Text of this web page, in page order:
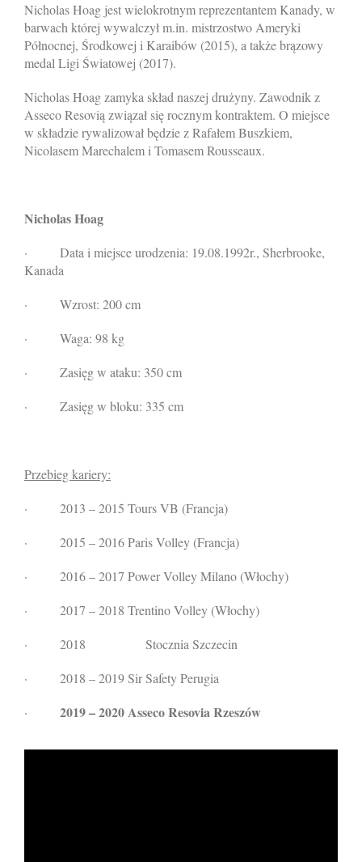
Nicholas Hoag jest wielokrotnym reprezentantem Kanady, w
barwach której wywalczył m.in. mistrzostwo Ameryki
Północnej, Środkowej i Karaibów (2015), a także brązowy
medal Ligi Światowej (2017).
Nicholas Hoag zamyka skład naszej drużyny. Zawodnik z
Asseco Resovią związał się rocznym kontraktem. O miejsce
w składzie rywalizował będzie z Rafałem Buszkiem,
Nicolasem Marechalem i Tomasem Rousseaux.
Nicholas Hoag
·
Data i miejsce urodzenia: 19.08.1992r., Sherbrooke,
Kanada
·
Wzrost: 200 cm
·
Waga: 98 kg
·
Zasięg w ataku: 350 cm
·
Zasięg w bloku: 335 cm
Przebieg kariery:
·
2013 – 2015 Tours VB (Francja)
·
2015 – 2016 Paris Volley (Francja)
·
2016 – 2017 Power Volley Milano (Włochy)
·
2017 – 2018 Trentino Volley (Włochy)
·
2018 Stocznia Szczecin
·
2018 – 2019 Sir Safety Perugia
·
2019 – 2020 Asseco Resovia Rzeszów